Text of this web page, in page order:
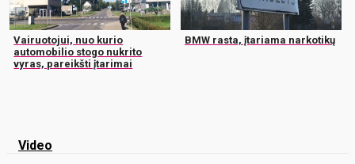
Vairuotojui, nuo kurio
automobilio stogo nukrito
vyras, pareikšti įtarimai
BMW rasta, įtariama narkotikų
Video